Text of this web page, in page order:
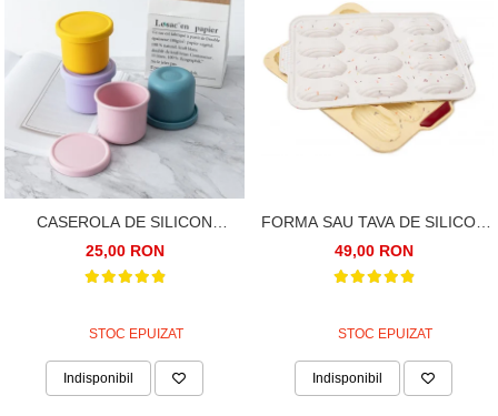
CASEROLA DE SILICON
ROTUNDA SI SOLIDA. 250ML.
DIAMETRU 9CM
25,00 RON
STOC EPUIZAT
Indisponibil
FORMA SAU TAVA DE SILICON
PENTRU 12 ECLERE, MADLENE,
SCOICI
49,00 RON
STOC EPUIZAT
Indisponibil